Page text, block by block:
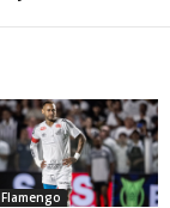
Flamengo